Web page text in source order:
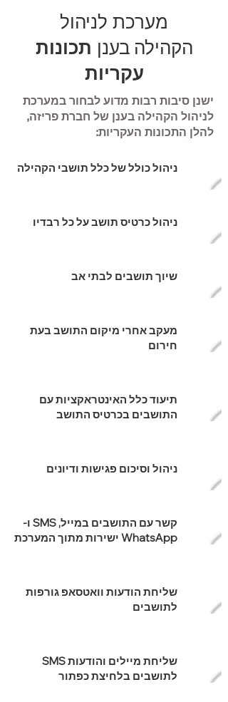
מערכת לניהול
הקהילה בענן תכונות
עקריות
ישנן סיבות רבות מדוע לבחור במערכת
לניהול הקהילה בענן של חברת פריזה,
להלן התכונות העקריות:
ניהול כולל של כלל תושבי הקהילה
ניהול כרטיס תושב על כל רבדיו
שיוך תושבים לבתי אב
מעקב אחרי מיקום התושב בעת
חירום
תיעוד כלל האינטראקציות עם
התושבים בכרטיס התושב
ניהול וסיכום פגישות ודיונים
קשר עם התושבים במייל, SMS ו-
WhatsApp ישירות מתוך המערכת
שליחת הודעות וואטסאפ גורפות
לתושבים
שליחת מיילים והודעות SMS
לתושבים בלחיצת כפתור